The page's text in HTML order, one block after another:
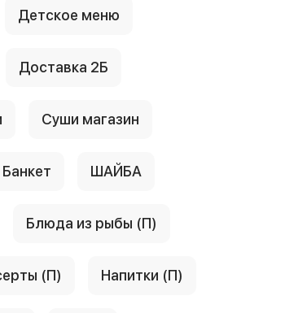
Детское меню
Доставка 2Б
Суши магазин
Банкет ШАЙБА
Блюда из рыбы (П)
(П) Напитки (П)